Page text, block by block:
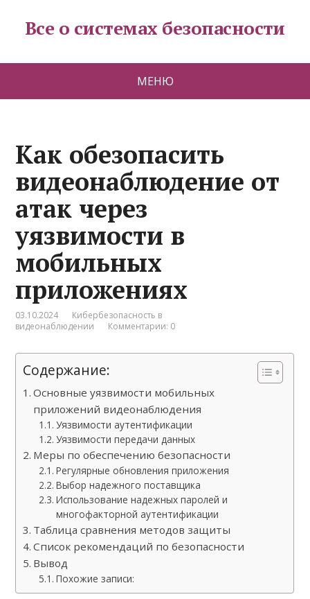
Все о системах безопасности
МЕНЮ
Как обезопасить
видеонаблюдение от
атак через
уязвимости в
мобильных
приложениях
03.10.2024
Кибербезопасность в
видеонаблюдении
Комментарии: 0
Содержание:
Основные уязвимости мобильных
приложений видеонаблюдения
Уязвимости аутентификации
Уязвимости передачи данных
Меры по обеспечению безопасности
Регулярные обновления приложения
Выбор надежного поставщика
Использование надежных паролей и
многофакторной аутентификации
Таблица сравнения методов защиты
Список рекомендаций по безопасности
Вывод
Похожие записи: